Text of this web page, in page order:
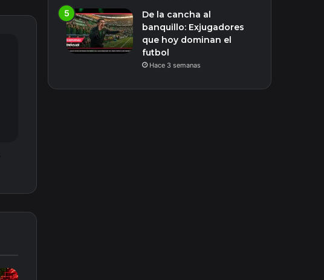
De la cancha al
banquillo: Exjugadores
que hoy dominan el
futbol
Hace 3 semanas